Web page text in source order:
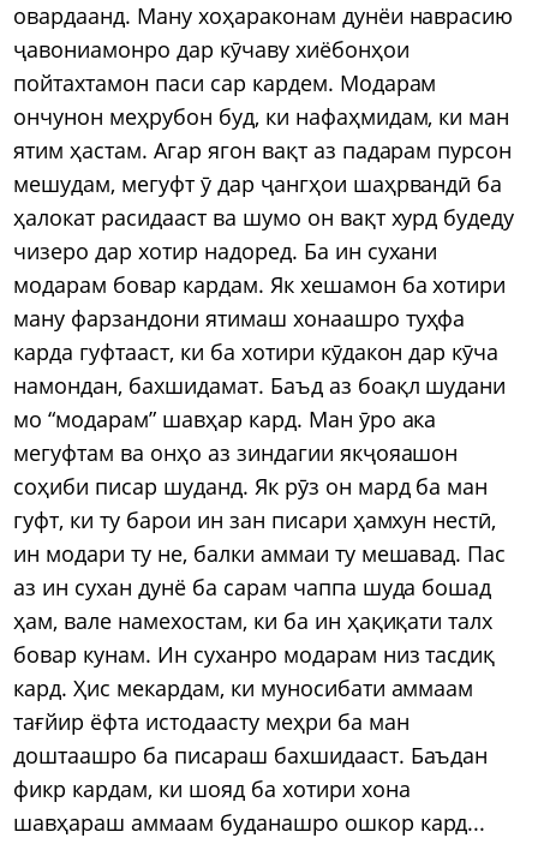
овардаанд. Ману хоҳараконам дунёи наврасию
ҷавониамонро дар кӯчаву хиёбонҳои
пойтахтамон паси сар кардем. Модарам
ончунон меҳрубон буд, ки нафаҳмидам, ки ман
ятим ҳастам. Агар ягон вақт аз падарам пурсон
мешудам, мегуфт ӯ дар ҷангҳои шаҳрвандӣ ба
ҳалокат расидааст ва шумо он вақт хурд будеду
чизеро дар хотир надоред. Ба ин сухани
модарам бовар кардам. Як хешамон ба хотири
ману фарзандони ятимаш хонаашро туҳфа
карда гуфтааст, ки ба хотири кӯдакон дар кӯча
намондан, бахшидамат. Баъд аз боақл шудани
мо “модарам” шавҳар кард. Ман ӯро ака
мегуфтам ва онҳо аз зиндагии якҷояашон
соҳиби писар шуданд. Як рӯз он мард ба ман
гуфт, ки ту барои ин зан писари ҳамхун нестӣ,
ин модари ту не, балки аммаи ту мешавад. Пас
аз ин сухан дунё ба сарам чаппа шуда бошад
ҳам, вале намехостам, ки ба ин ҳақиқати талх
бовар кунам. Ин суханро модарам низ тасдиқ
кард. Ҳис мекардам, ки муносибати аммаам
тағйир ёфта истодаасту меҳри ба ман
доштаашро ба писараш бахшидааст. Баъдан
фикр кардам, ки шояд ба хотири хона
шавҳараш аммаам буданашро ошкор кард...